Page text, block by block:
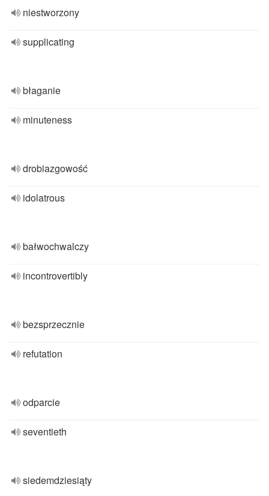
niestworzony
supplicating
błaganie
minuteness
drobiazgowość
idolatrous
bałwochwalczy
incontrovertibly
bezsprzecznie
refutation
odparcie
seventieth
siedemdziesiąty